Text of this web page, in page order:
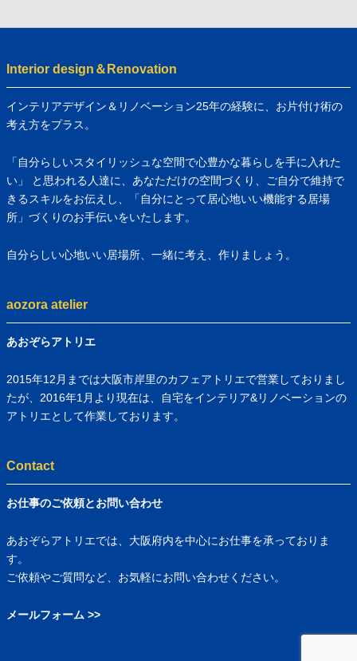
Interior design＆Renovation
インテリアデザイン＆リノベーション25年の経験に、お片付け術の
考え方をプラス。
「自分らしいスタイリッシュな空間で心豊かな暮らしを手に入れた
い」 と思われる人達に、あなただけの空間づくり、ご自分で維持で
きるスキルをお伝えし、「自分にとって居心地いい機能する居場
所」づくりのお手伝いをいたします。
自分らしい心地いい居場所、一緒に考え、作りましょう。
aozora atelier
あおぞらアトリエ
2015年12月までは大阪市岸里のカフェアトリエで営業しておりまし
たが、2016年1月より現在は、自宅をインテリア&リノベーションの
アトリエとして作業しております。
Contact
お仕事のご依頼とお問い合わせ
あおぞらアトリエでは、大阪府内を中心にお仕事を承っておりま
す。
ご依頼やご質問など、お気軽にお問い合わせください。
メールフォーム >>